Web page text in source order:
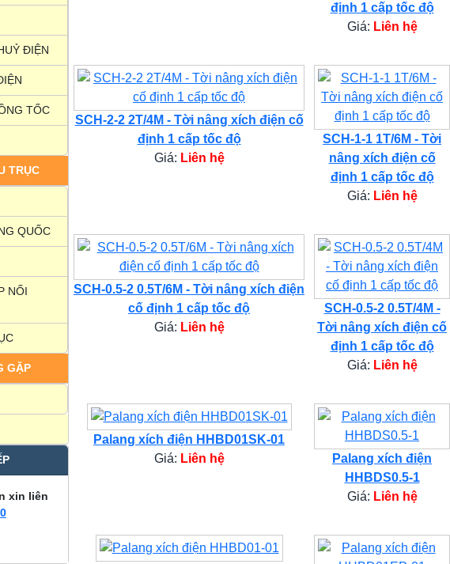
ĐIỆN
TỐC
TRỤC
QUỐC
NỐI
GẶP
xin liên
định 1 cấp tốc độ
Giá: Liên hệ
SCH-2-2 2T/4M - Tời nâng xích điện cố
định 1 cấp tốc độ
Giá: Liên hệ
SCH-1-1 1T/6M - Tời
nâng xích điện cố
định 1 cấp tốc độ
Giá: Liên hệ
SCH-0.5-2 0.5T/6M - Tời nâng xích điện
cố định 1 cấp tốc độ
Giá: Liên hệ
SCH-0.5-2 0.5T/4M -
Tời nâng xích điện cố
định 1 cấp tốc độ
Giá: Liên hệ
Palang xích điện HHBD01SK-01
Giá: Liên hệ
Palang xích điện
HHBDS0.5-1
Giá: Liên hệ